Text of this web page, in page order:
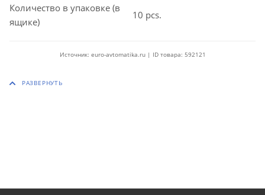
Количество в упаковке (в
ящике)
10 pcs.
Источник: euro-avtomatika.ru | ID товара: 592121